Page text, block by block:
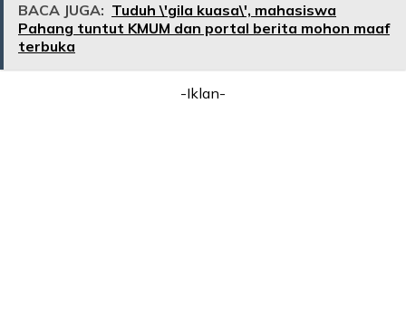
BACA JUGA: Tuduh \'gila kuasa\', mahasiswa
Pahang tuntut KMUM dan portal berita mohon maaf
terbuka
-Iklan-